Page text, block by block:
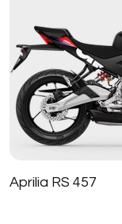
Aprilia RS 457